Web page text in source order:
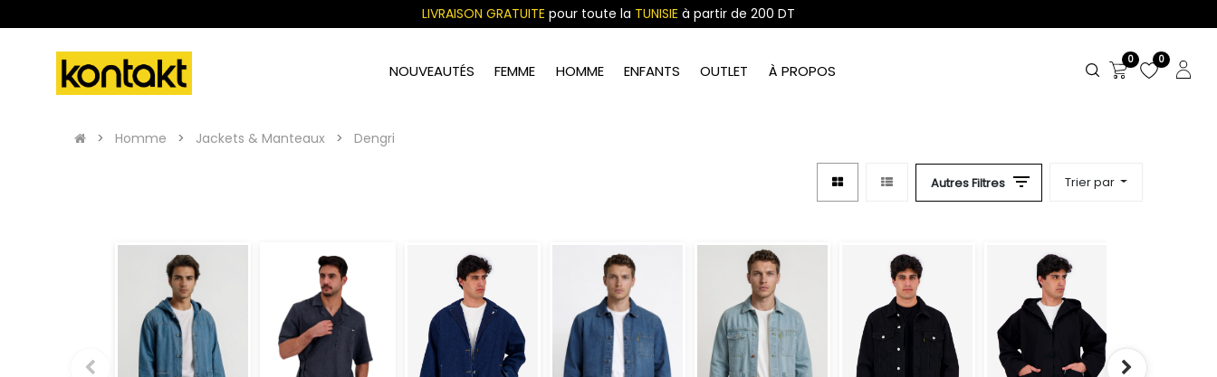
LIVRAISON GRATUITE pour toute la TUNISIE à partir de 200 DT
NOUVEAUTÉS FEMME HOMME ENFANTS OUTLET À PROPOS
0 0
Homme Jackets & Manteaux Dengri
Trier par
Autres Filtres